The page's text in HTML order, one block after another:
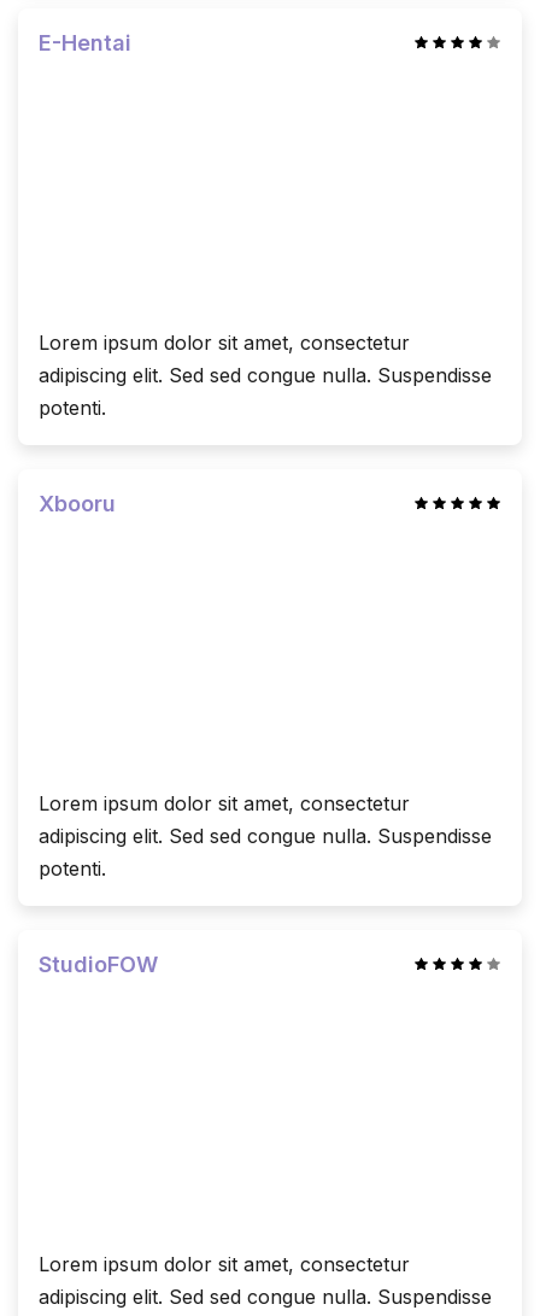
E-Hentai
Lorem ipsum dolor sit amet, consectetur
adipiscing elit. Sed sed congue nulla. Suspendisse
potenti.
Xbooru
Lorem ipsum dolor sit amet, consectetur
adipiscing elit. Sed sed congue nulla. Suspendisse
potenti.
StudioFOW
Lorem ipsum dolor sit amet, consectetur
adipiscing elit. Sed sed congue nulla. Suspendisse